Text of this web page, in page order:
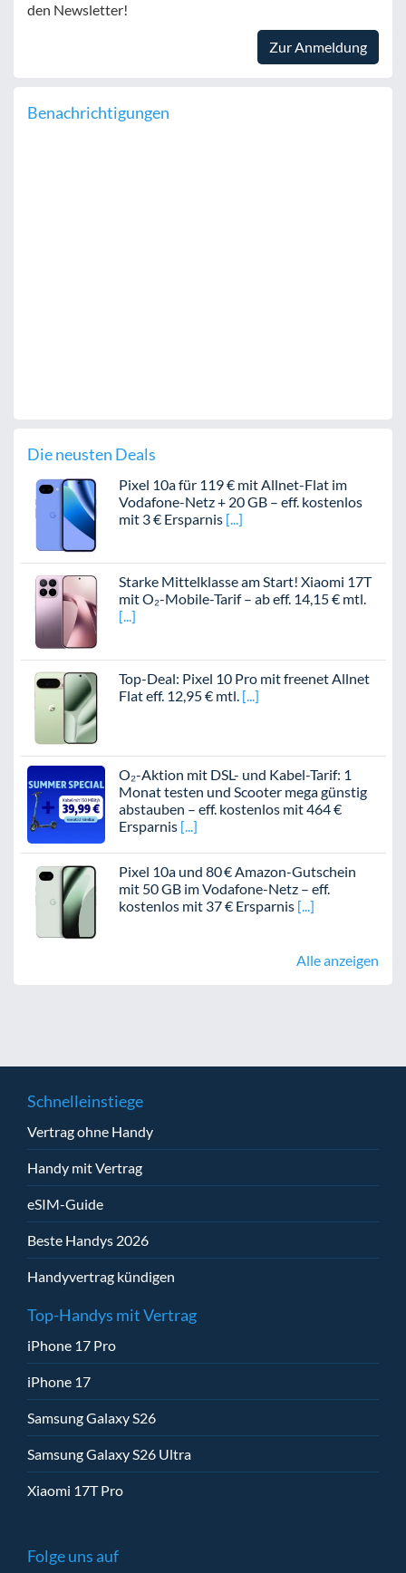
den Newsletter!
Zur Anmeldung
Benachrichtigungen
Die neusten Deals
Pixel 10a für 119 € mit Allnet-Flat im
Vodafone-Netz + 20 GB – eff. kostenlos
mit 3 € Ersparnis
Starke Mittelklasse am Start! Xiaomi 17T
mit O₂-Mobile-Tarif – ab eff. 14,15 € mtl.
Top-Deal: Pixel 10 Pro mit freenet Allnet
Flat eff. 12,95 € mtl.
O₂-Aktion mit DSL- und Kabel-Tarif: 1
Monat testen und Scooter mega günstig
abstauben – eff. kostenlos mit 464 €
Ersparnis
Pixel 10a und 80 € Amazon-Gutschein
mit 50 GB im Vodafone-Netz – eff.
kostenlos mit 37 € Ersparnis
Alle anzeigen
Schnelleinstiege
Vertrag ohne Handy
Handy mit Vertrag
eSIM-Guide
Beste Handys 2026
Handyvertrag kündigen
Top-Handys mit Vertrag
iPhone 17 Pro
iPhone 17
Samsung Galaxy S26
Samsung Galaxy S26 Ultra
Xiaomi 17T Pro
Folge uns auf